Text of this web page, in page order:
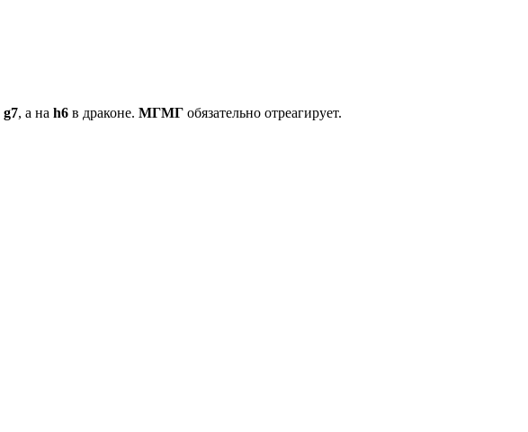
g7, а на h6 в драконе. МГМГ обязательно отреагирует.